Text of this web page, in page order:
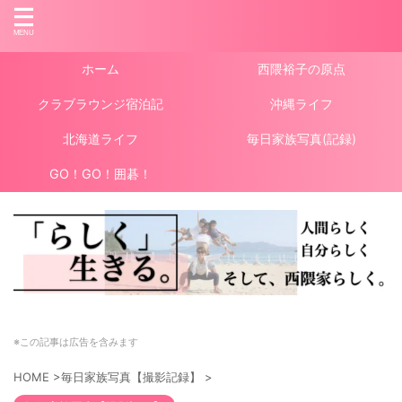
ホーム 西隈裕子の原点
クラブラウンジ宿泊記 沖縄ライフ
北海道ライフ 毎日家族写真(記録)
GO！GO！囲碁！
※この記事は広告を含みます
HOME >毎日家族写真【撮影記録】 >